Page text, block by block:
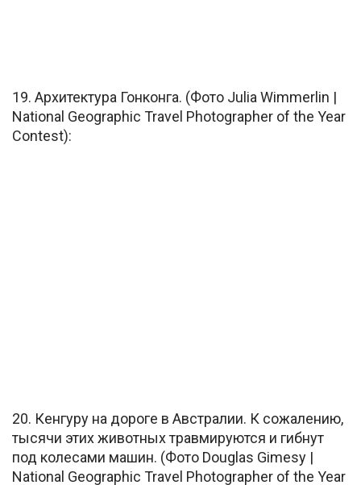
19. Архитектура Гонконга. (Фото Julia Wimmerlin |
National Geographic Travel Photographer of the Year
Contest):
20. Кенгуру на дороге в Австралии. К сожалению,
тысячи этих животных травмируются и гибнут
под колесами машин. (Фото Douglas Gimesy |
National Geographic Travel Photographer of the Year